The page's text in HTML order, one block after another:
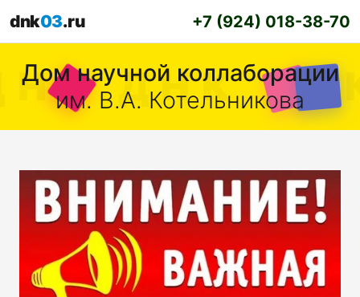
dnk03.ru +7 (924) 018-38-70
Дом научной коллаборации
им. В.А. Котельникова